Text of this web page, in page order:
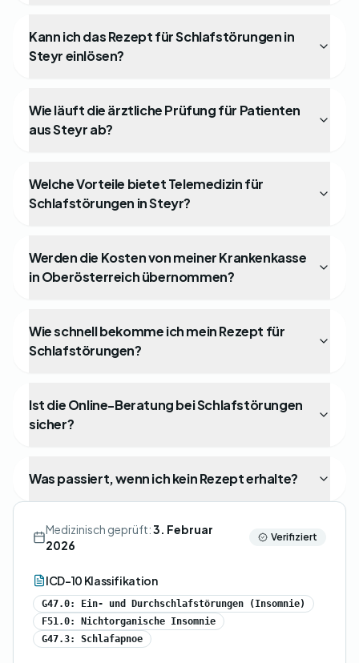
Kann ich das Rezept für Schlafstörungen in
Steyr einlösen?
Wie läuft die ärztliche Prüfung für Patienten
aus Steyr ab?
Welche Vorteile bietet Telemedizin für
Schlafstörungen in Steyr?
Werden die Kosten von meiner Krankenkasse
in Oberösterreich übernommen?
Wie schnell bekomme ich mein Rezept für
Schlafstörungen?
Ist die Online-Beratung bei Schlafstörungen
sicher?
Was passiert, wenn ich kein Rezept erhalte?
Medizinisch geprüft:3. Februar
2026
Verifiziert
ICD-10 Klassifikation
G47.0: Ein- und Durchschlafstörungen (Insomnie)
F51.0: Nichtorganische Insomnie
G47.3: Schlafapnoe